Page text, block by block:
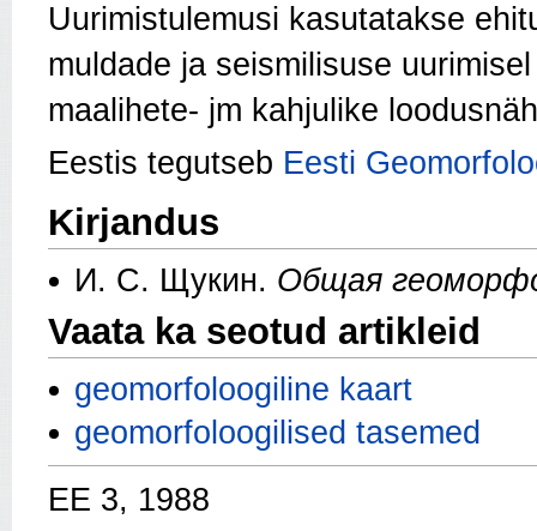
Uurimistulemusi kasutatakse
muldade ja seismilisuse
maalihete- jm kahjulike
Eestis tegutseb Eesti
Kirjandus
И. С. Щукин. Общая
Vaata ka seotud artikleid
geomorfoloogiline kaart
geomorfoloogilised tasemed
EE 3, 1988